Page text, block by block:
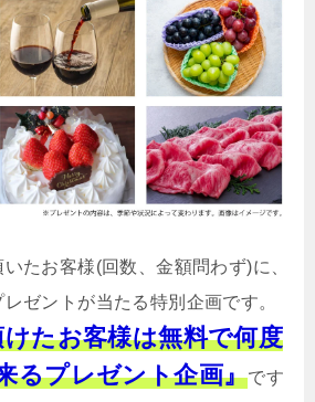
たお客様(回数、金額問わず)に、
ゼントが当たる特別企画です。
たお客様は無料で何度
るプレゼント企画』です